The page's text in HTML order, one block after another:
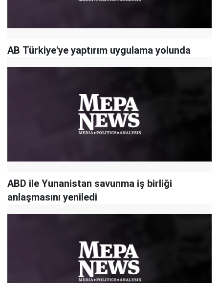
AB Türkiye'ye yaptırım uygulama yolunda
ABD ile Yunanistan savunma iş birliği
anlaşmasını yeniledi